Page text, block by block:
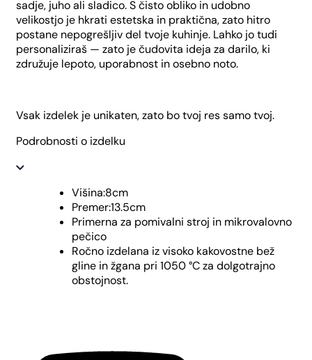
sadje, juho ali sladico. S čisto obliko in udobno
velikostjo je hkrati estetska in praktična, zato hitro
postane nepogrešljiv del tvoje kuhinje. Lahko jo tudi
personaliziraš — zato je čudovita ideja za darilo, ki
združuje lepoto, uporabnost in osebno noto.
Vsak izdelek je unikaten, zato bo tvoj res samo tvoj.
Podrobnosti o izdelku
Višina:8cm
Premer:13.5cm
Primerna za pomivalni stroj in mikrovalovno
pečico
Ročno izdelana iz visoko kakovostne bež
gline in žgana pri 1050 °C za dolgotrajno
obstojnost.